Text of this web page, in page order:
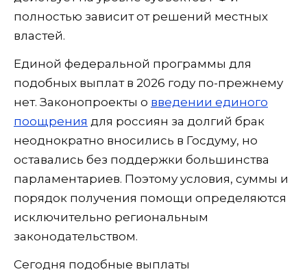
полностью зависит от решений местных
властей.
Единой федеральной программы для
подобных выплат в 2026 году по-прежнему
нет. Законопроекты о введении единого
поощрения для россиян за долгий брак
неоднократно вносились в Госдуму, но
оставались без поддержки большинства
парламентариев. Поэтому условия, суммы и
порядок получения помощи определяются
исключительно региональным
законодательством.
Сегодня подобные выплаты